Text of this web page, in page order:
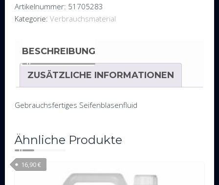
RTU
Seifenblasenfluid,
Kanister
Artikelnummer: 51705283
Kategorie: Verbrauchsmaterial
BESCHREIBUNG
ZUSÄTZLICHE INFORMATIONEN
Gebrauchsfertiges Seifenblasenfluid
Ähnliche Produkte
16,90€